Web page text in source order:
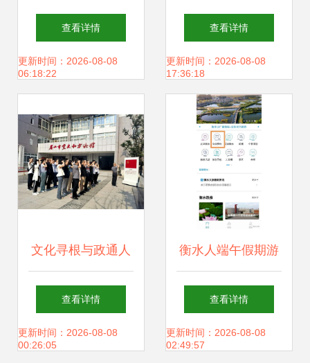
沙坡文化 沙尾活态
展示馆开馆啦
查看详情
更新时间：2026-08-08
06:18:22
厅升级改造与文化
建设方案
查看详情
更新时间：2026-08-08
17:36:18
文化寻根与政通人
和——记眉山市政
务服务管理局走进
查看详情
更新时间：2026-08-08
00:26:05
衡水人端午假期游
玩，这款小程序必
不可少
查看详情
更新时间：2026-08-08
02:49:57